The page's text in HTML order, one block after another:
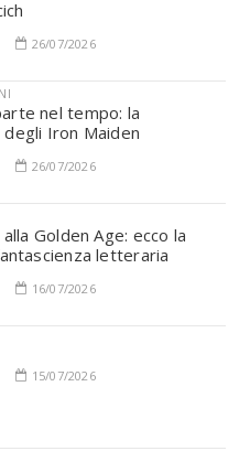
26/07/2026
nel tempo: la
Iron Maiden
26/07/2026
alla Golden Age: ecco la
letteraria
16/07/2026
15/07/2026